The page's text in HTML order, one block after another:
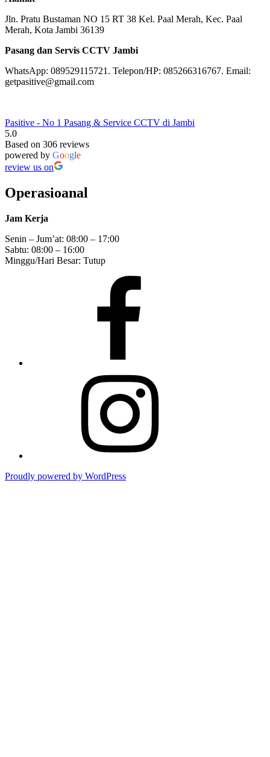
Jln. Pratu Bustaman NO 15 RT 38 Kel. Paal Merah, Kec. Paal
Merah, Kota Jambi 36139
Pasang dan Servis CCTV Jambi
WhatsApp: 089529115721. Telepon/HP: 085266316767. Email:
getpasitive@gmail.com
Pasitive - No 1 Pasang & Service CCTV di Jambi
5.0
Based on 306 reviews
powered by Google
review us on
Operasioanal
Jam Kerja
Senin – Jum’at: 08:00 – 17:00
Sabtu: 08:00 – 16:00
Minggu/Hari Besar: Tutup
Proudly powered by WordPress